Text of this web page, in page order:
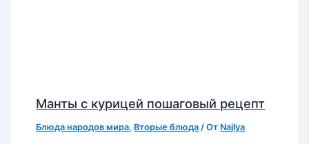
Манты с курицей пошаговый рецепт
Блюда народов мира, Вторые блюда / От Najlya